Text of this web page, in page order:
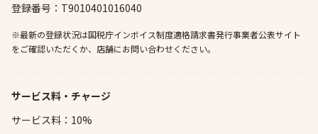
登録番号：T9010401016040
※最新の登録状況は国税庁インボイス制度適格請求書発行事業者公表サイト
をご確認いただくか、店舗にお問い合わせください。
サービス料・チャージ
サービス料：10%